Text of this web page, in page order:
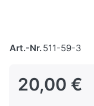
Art.-Nr.511-59-3
20,00 €